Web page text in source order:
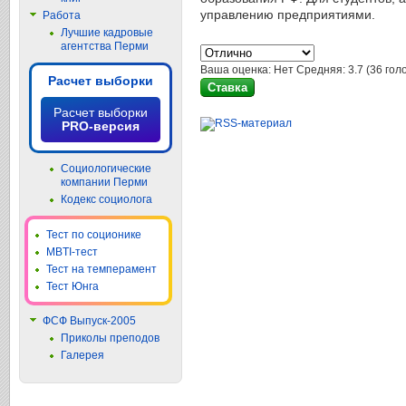
управлению предприятиями.
Ваша оценка: Нет Средняя: 3.7 (36
Работа
Лучшие кадровые
агентства Перми
Расчет выборки
Расчет выборки
PRO-версия
Социологические
компании Перми
Кодекс социолога
Тест по соционике
MBTI-тест
Тест на темперамент
Тест Юнга
ФСФ Выпуск-2005
Приколы преподов
Галерея